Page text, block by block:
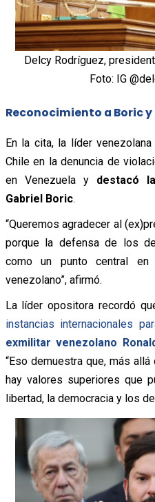
Delcy Rodríguez,
Foto: IG
Reconocimiento a Boric
En la cita, la líder
Chile en la denuncia de
en Venezuela y destacó
Gabriel Boric.
“Queremos agradecer al
porque la defensa de los
como un punto central
venezolano”, afirmó.
La líder opositora recordó
instancias internacionales
exmilitar venezolano
“Eso demuestra que, más
hay valores superiores que
libertad, la democracia y los